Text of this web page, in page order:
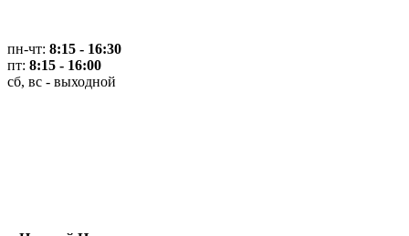
пн-чт: 8:15 - 16:30
пт: 8:15 - 16:00
сб, вс - выходной